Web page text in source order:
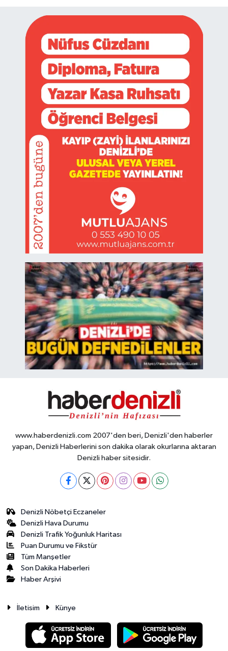
www.haberdenizli.com 2007'den beri, Denizli'den haberler
yapan, Denizli Haberlerini son dakika olarak okurlarına aktaran
Denizli haber sitesidir.
Denizli Nöbetçi Eczaneler
Denizli Hava Durumu
Denizli Trafik Yoğunluk Haritası
Puan Durumu ve Fikstür
Tüm Manşetler
Son Dakika Haberleri
Haber Arşivi
İletisim Künye